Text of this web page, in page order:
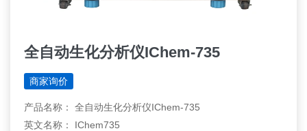
全自动生化分析仪IChem-735
商家询价
产品名称： 全自动生化分析仪IChem-735
英文名称： IChem735